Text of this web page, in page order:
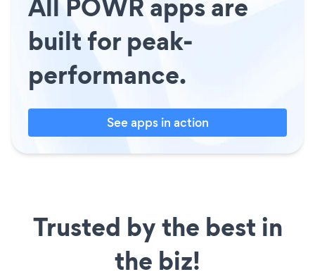
built for peak-
performance.
See apps in action
Trusted by the best in
the biz!